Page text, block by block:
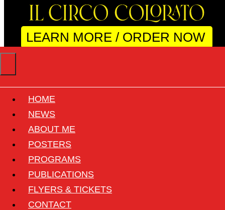
LEARN MORE / ORDER NOW
HOME
NEWS
ABOUT ME
POSTERS
PROGRAMS
PUBLICATIONS
FLYERS & TICKETS
CONTACT
Le Cirque Dans
L'Univers
Back
Title : Le Cirque Dans L'Univers